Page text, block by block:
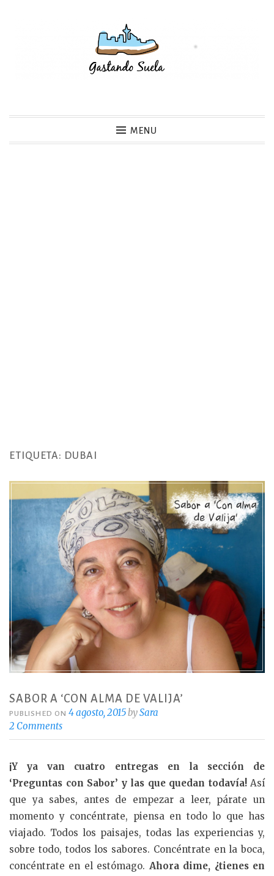
MENU
ETIQUETA: DUBAI
SABOR A ‘CON ALMA DE VALIJA’
PUBLISHED ON4 agosto, 2015bySara
2 Comments
¡Y ya van cuatro entregas en la sección de
‘Preguntas con Sabor’ y las que quedan todavía!Así
que ya sabes, antes de empezar a leer, párate un
momento y concéntrate, piensa en todo lo que has
viajado. Todos los paisajes, todas las experiencias y,
sobre todo, todos los sabores. Concéntrate en la boca,
concéntrate en el estómago. Ahora dime, ¿tienes en